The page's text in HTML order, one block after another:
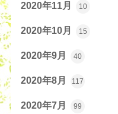
2020年11月 10
2020年10月 15
2020年9月 40
2020年8月 117
2020年7月 99